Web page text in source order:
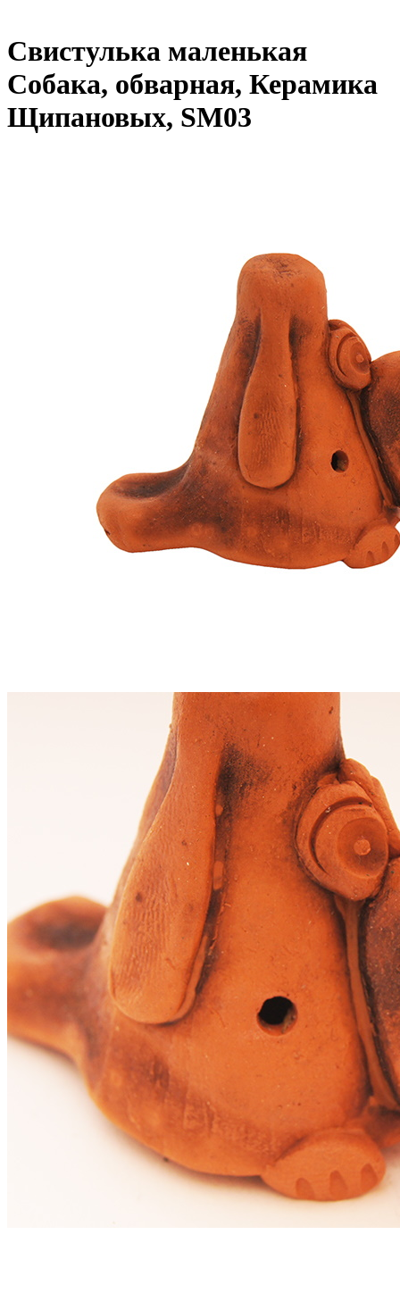
Свистулька маленькая
Собака, обварная, Керамика
Щипановых, SM03